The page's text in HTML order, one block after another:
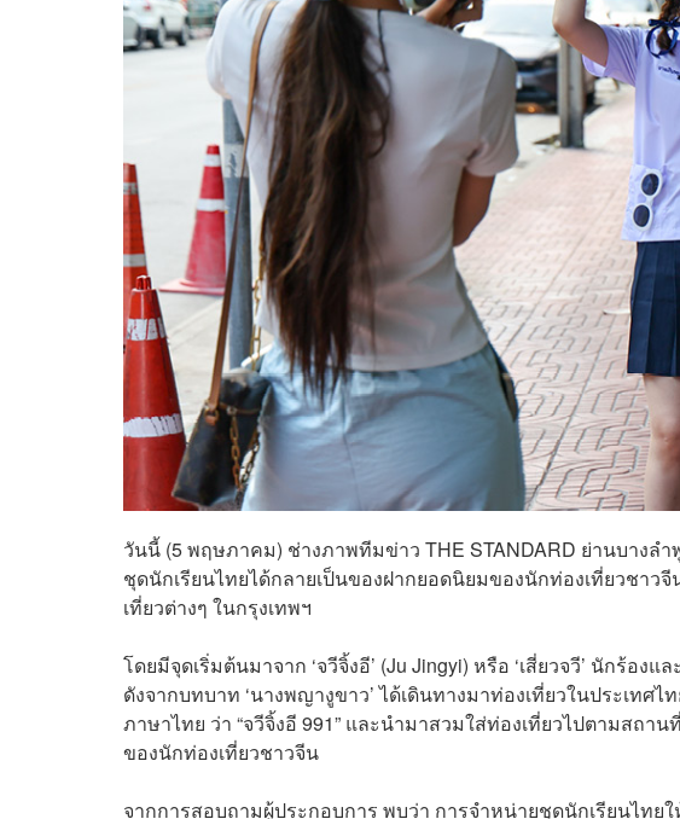
วันนี้ (5 พฤษภาคม) ช่างภาพทีมข่าว THE STANDARD ย่านบางล
ชุดนักเรียนไทยได้กลายเป็นของฝากยอดนิยมของนักท่องเที่ยวชาว
เที่ยวต่างๆ ในกรุงเทพฯ
โดยมีจุดเริ่มต้นมาจาก ‘จวีจิ้งอี’ (Ju Jingyi) หรือ ‘เสี่ยวจวี’ นักร้อ
ดังจากบทบาท ‘นางพญางูขาว’ ได้เดินทางมาท่องเที่ยวในประเทศ
ภาษาไทย ว่า “จวีจิ้งอี 991” และนำมาสวมใส่ท่องเที่ยวไปตามสถา
ของนักท่องเที่ยวชาวจีน
จากการสอบถามผู้ประกอบการ พบว่า การจำหน่ายชุดนักเรียนไท